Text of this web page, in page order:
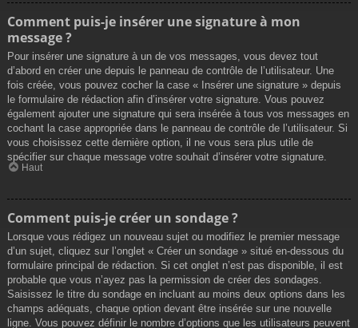
Comment puis-je insérer une signature à mon
message ?
Pour insérer une signature à un de vos messages, vous devez tout
d’abord en créer une depuis le panneau de contrôle de l’utilisateur. Une
fois créée, vous pouvez cocher la case « Insérer une signature » depuis
le formulaire de rédaction afin d’insérer votre signature. Vous pouvez
également ajouter une signature qui sera insérée à tous vos messages en
cochant la case appropriée dans le panneau de contrôle de l’utilisateur. Si
vous choisissez cette dernière option, il ne vous sera plus utile de
spécifier sur chaque message votre souhait d’insérer votre signature.
Haut
Comment puis-je créer un sondage ?
Lorsque vous rédigez un nouveau sujet ou modifiez le premier message
d’un sujet, cliquez sur l’onglet « Créer un sondage » situé en-dessous du
formulaire principal de rédaction. Si cet onglet n’est pas disponible, il est
probable que vous n’ayez pas la permission de créer des sondages.
Saisissez le titre du sondage en incluant au moins deux options dans les
champs adéquats, chaque option devant être insérée sur une nouvelle
ligne. Vous pouvez définir le nombre d’options que les utilisateurs peuvent